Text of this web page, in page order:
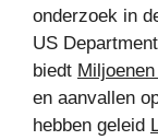
onderzoek in
US
biedt
en aanvallen
hebben geleid